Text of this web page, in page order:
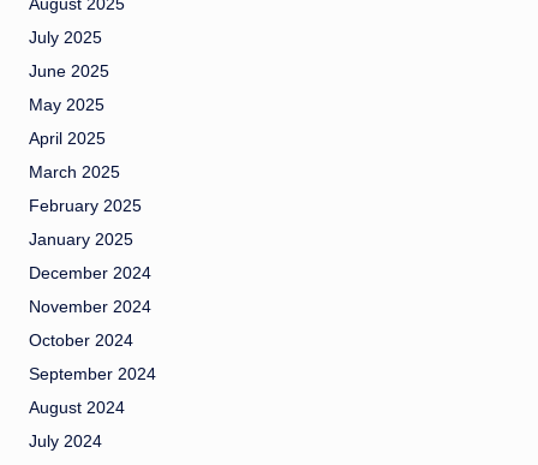
August 2025
July 2025
June 2025
May 2025
April 2025
March 2025
February 2025
January 2025
December 2024
November 2024
October 2024
September 2024
August 2024
July 2024